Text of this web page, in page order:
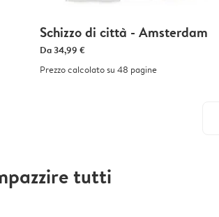
Schizzo di città - Amsterdam
Da34,99 €
Prezzo calcolato su 48 pagine
tutti